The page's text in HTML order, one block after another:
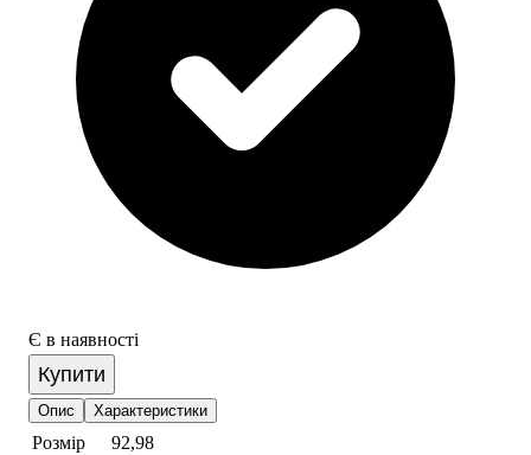
Є в наявності
Купити
Опис Характеристики
Розмір
92,98